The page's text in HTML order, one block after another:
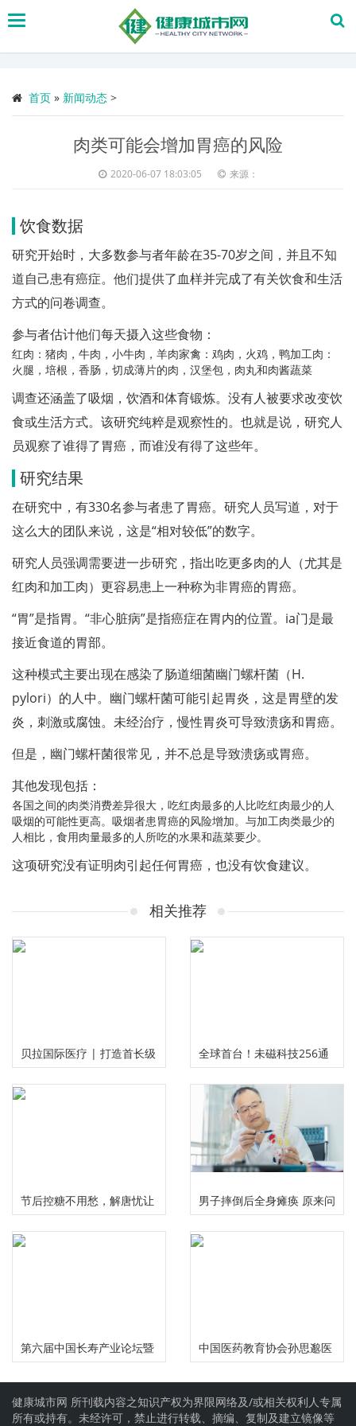
搜
首页 » 新闻动态 >
肉类可能会增加胃癌的风险
2020-06-07 18:03:05 来源：
饮食数据
研究开始时，大多数参与者年龄在35-70岁之间，并且不知
道自己患有癌症。他们提供了血样并完成了有关饮食和生活
方式的问卷调查。
参与者估计他们每天摄入这些食物：
红肉：猪肉，牛肉，小牛肉，羊肉家禽：鸡肉，火鸡，鸭加工肉：
火腿，培根，香肠，切成薄片的肉，汉堡包，肉丸和肉酱蔬菜
调查还涵盖了吸烟，饮酒和体育锻炼。没有人被要求改变饮
食或生活方式。该研究纯粹是观察性的。也就是说，研究人
员观察了谁得了胃癌，而谁没有得了这些年。
研究结果
在研究中，有330名参与者患了胃癌。研究人员写道，对于
这么大的团队来说，这是“相对较低”的数字。
研究人员强调需要进一步研究，指出吃更多肉的人（尤其是
红肉和加工肉）更容易患上一种称为非胃癌的胃癌。
“胃”是指胃。“非心脏病”是指癌症在胃内的位置。ia门是最
接近食道的胃部。
这种模式主要出现在感染了肠道细菌幽门螺杆菌（H.
pylori）的人中。幽门螺杆菌可能引起胃炎，这是胃壁的发
炎，刺激或腐蚀。未经治疗，慢性胃炎可导致溃疡和胃癌。
但是，幽门螺杆菌很常见，并不总是导致溃疡或胃癌。
其他发现包括：
各国之间的肉类消费差异很大，吃红肉最多的人比吃红肉最少的人
吸烟的可能性更高。吸烟者患胃癌的风险增加。与加工肉类最少的
人相比，食用肉量最多的人所吃的水果和蔬菜要少。
这项研究没有证明肉引起任何胃癌，也没有饮食建议。
相关推荐
贝拉国际医疗 | 打造首长级
精准服务 护航国民健康福祉
全球首台！未磁科技256通
道无液氦脑磁图仪及芯片化
原子磁力计正式发布
节后控糖不用愁，解唐忧让
您畅享健康美味无负担
男子摔倒后全身瘫痪 原来问
题出在颈椎上
第六届中国长寿产业论坛暨
式在成都举行
中国医药教育协会孙思邈医
活动在河南安阳举行
健康城市网 所刊载内容之知识产权为界限网络及/或相关权利人专属
所有或持有。未经许可，禁止进行转载、摘编、复制及建立镜像等